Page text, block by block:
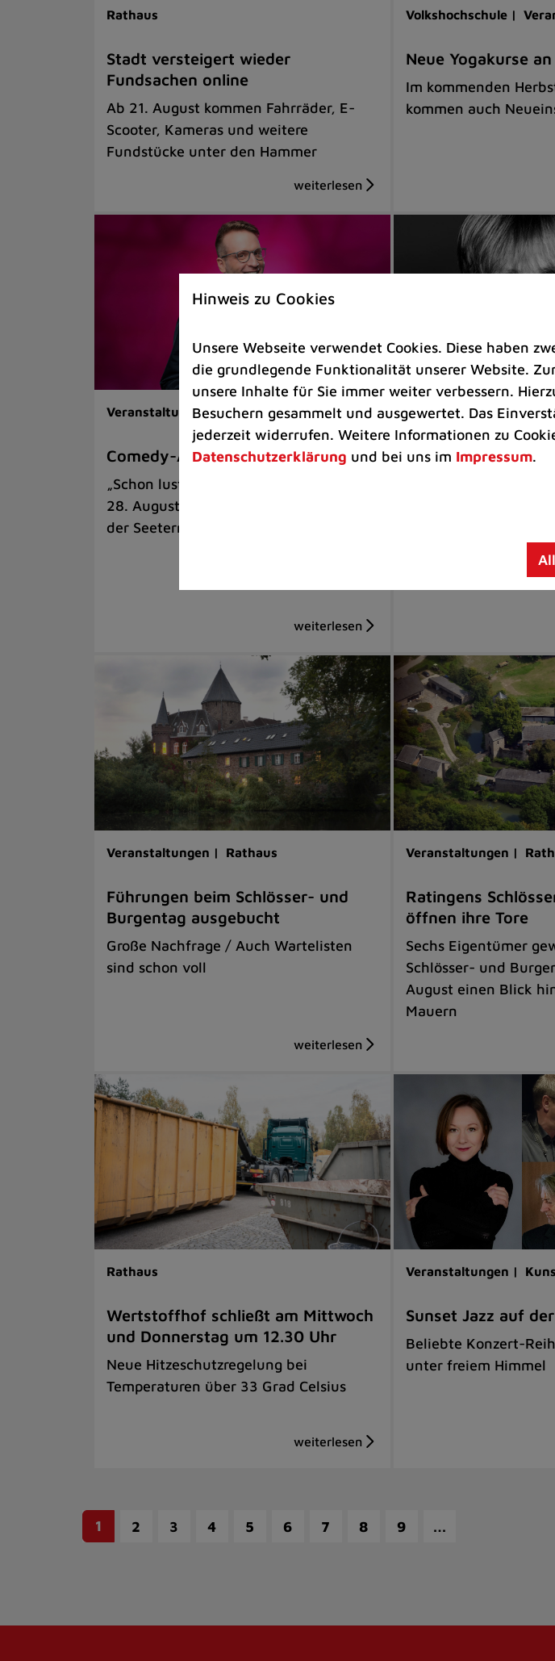
Rathaus
Stadt versteigert wieder
Fundsachen online
Ab 21. August kommen Fahrräder, E-
Scooter, Kameras und weitere
Fundstücke unter den Hammer
Volkshochschule |
Neue Yogakurse
Im kommenden
kommen auch
Veranstaltungen | Kunst & Kultur
Comedy-Abend mit Benni Stark
„Schon lustig, wenn’s witzig ist!“ am
28. August auf der Sommerbühne an
der Seeterrasse
Veranstaltungen
Kultkicker Ansgar
Veranstaltungen | Rathaus
Führungen beim Schlösser- und
Burgentag ausgebucht
Große Nachfrage / Auch Wartelisten
sind schon voll
Veranstaltungen |
Ratingens
öffnen ihre Tore
Sechs Eigentümer
Schlösser- und
August einen Blick
Mauern
Rathaus
Wertstoffhof schließt am Mittwoch
und Donnerstag um 12.30 Uhr
Neue Hitzeschutzregelung bei
Temperaturen über 33 Grad Celsius
Veranstaltungen |
Sunset Jazz auf
Beliebte Konzert-
unter freiem Himmel
1 2 3 4 5 6 7 8 9 …
Hinweis zu Cookies
Unsere Webseite verwendet Cookies. Diese haben
die grundlegende Funktionalität unserer Website.
unsere Inhalte für Sie immer weiter verbessern.
Besuchern gesammelt und ausgewertet. Das
jederzeit widerrufen. Weitere Informationen zu
Datenschutzerklärung und bei uns im Impressum.